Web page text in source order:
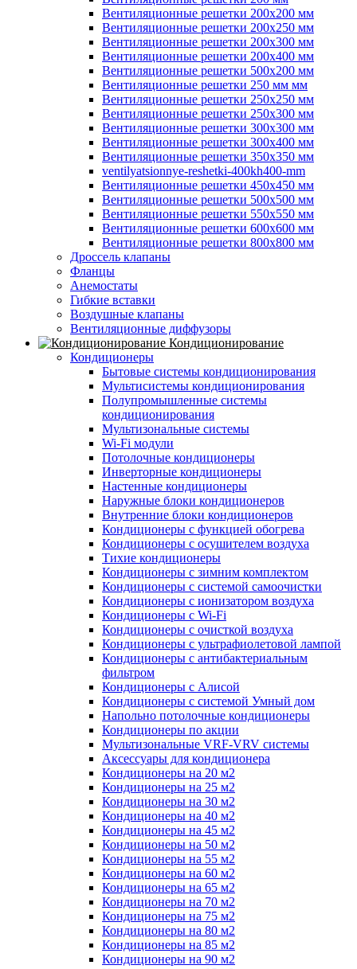
Вентиляционные решетки 200х200 мм
Вентиляционные решетки 200х250 мм
Вентиляционные решетки 200х300 мм
Вентиляционные решетки 200х400 мм
Вентиляционные решетки 500х200 мм
Вентиляционные решетки 250 мм мм
Вентиляционные решетки 250х250 мм
Вентиляционные решетки 250х300 мм
Вентиляционные решетки 300х300 мм
Вентиляционные решетки 300х400 мм
Вентиляционные решетки 350х350 мм
ventilyatsionnye-reshetki-400kh400-mm
Вентиляционные решетки 450х450 мм
Вентиляционные решетки 500х500 мм
Вентиляционные решетки 550х550 мм
Вентиляционные решетки 600х600 мм
Вентиляционные решетки 800х800 мм
Дроссель клапаны
Фланцы
Анемостаты
Гибкие вставки
Воздушные клапаны
Вентиляционные диффузоры
Кондиционирование
Кондиционеры
Бытовые системы кондиционирования
Мультисистемы кондиционирования
Полупромышленные системы
кондиционирования
Мультизональные системы
Wi-Fi модули
Потолочные кондиционеры
Инверторные кондиционеры
Настенные кондиционеры
Наружные блоки кондиционеров
Внутренние блоки кондиционеров
Кондиционеры с функцией обогрева
Кондиционеры с осушителем воздуха
Тихие кондиционеры
Кондиционеры с зимним комплектом
Кондиционеры с системой самоочистки
Кондиционеры с ионизатором воздуха
Кондиционеры с Wi-Fi
Кондиционеры с очисткой воздуха
Кондиционеры с ультрафиолетовой лампой
Кондиционеры с антибактериальным
фильтром
Кондиционеры с Алисой
Кондиционеры с системой Умный дом
Напольно потолочные кондиционеры
Кондиционеры по акции
Мультизональные VRF-VRV системы
Аксессуары для кондиционера
Кондиционеры на 20 м2
Кондиционеры на 25 м2
Кондиционеры на 30 м2
Кондиционеры на 40 м2
Кондиционеры на 45 м2
Кондиционеры на 50 м2
Кондиционеры на 55 м2
Кондиционеры на 60 м2
Кондиционеры на 65 м2
Кондиционеры на 70 м2
Кондиционеры на 75 м2
Кондиционеры на 80 м2
Кондиционеры на 85 м2
Кондиционеры на 90 м2